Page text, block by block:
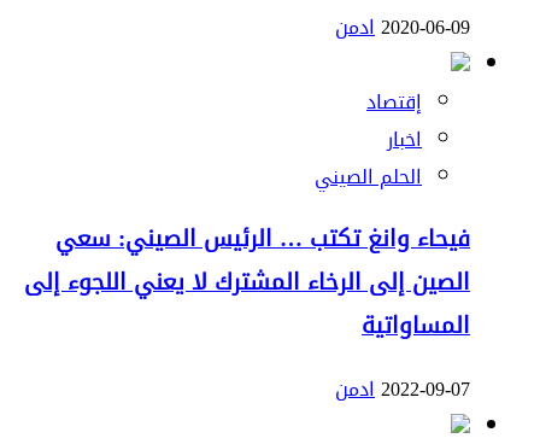
2020-06-09ادمن
إقتصاد
اخبار
الحلم الصيني
فيحاء وانغ تكتب … الرئيس الصيني: سعي
الصين إلى الرخاء المشترك لا يعني اللجوء إلى
المساواتية
2022-09-07ادمن